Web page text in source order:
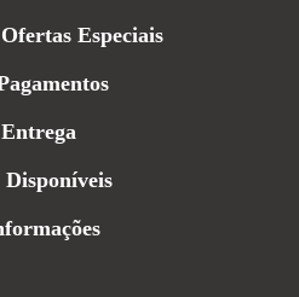
Especiais
Disponíveis